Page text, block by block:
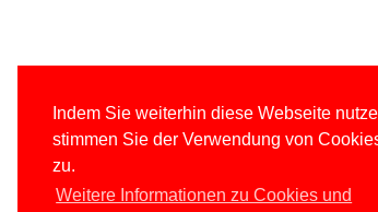
Indem Sie weiterhin diese Webseite
stimmen Sie der Verwendung von
zu.
Weitere Informationen zu Cookies und